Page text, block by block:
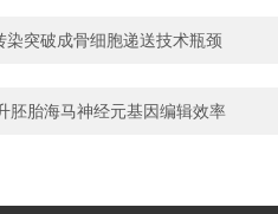
染突破成骨细胞递送技术瓶颈
胚胎海马神经元基因编辑效率